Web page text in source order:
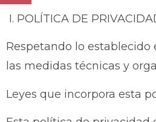
I. POLÍTICA DE
Respetando lo
las medidas técnicas y
Leyes que incorpora esta